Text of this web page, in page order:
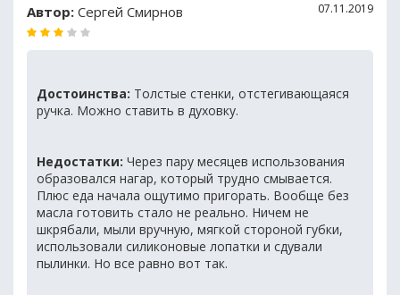
Автор: Сергей Смирнов 07.11.2019
Достоинства: Толстые стенки, отстегивающаяся
ручка. Можно ставить в духовку.
Недостатки: Через пару месяцев использования
образовался нагар, который трудно смывается.
Плюс еда начала ощутимо пригорать. Вообще без
масла готовить стало не реально. Ничем не
шкрябали, мыли вручную, мягкой стороной губки,
использовали силиконовые лопатки и сдували
пылинки. Но все равно вот так.